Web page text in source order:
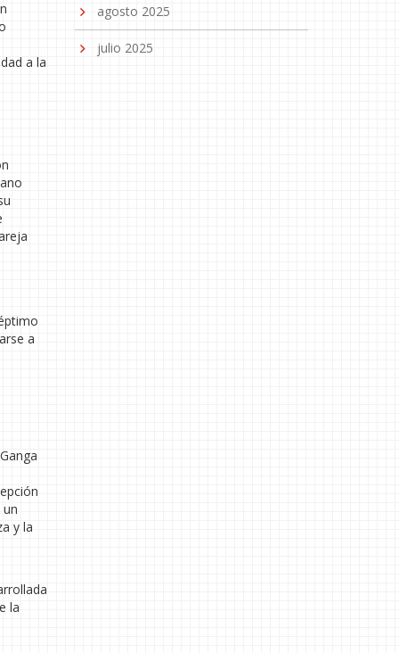
a la
a
y la
la
agosto 2025
julio 2025